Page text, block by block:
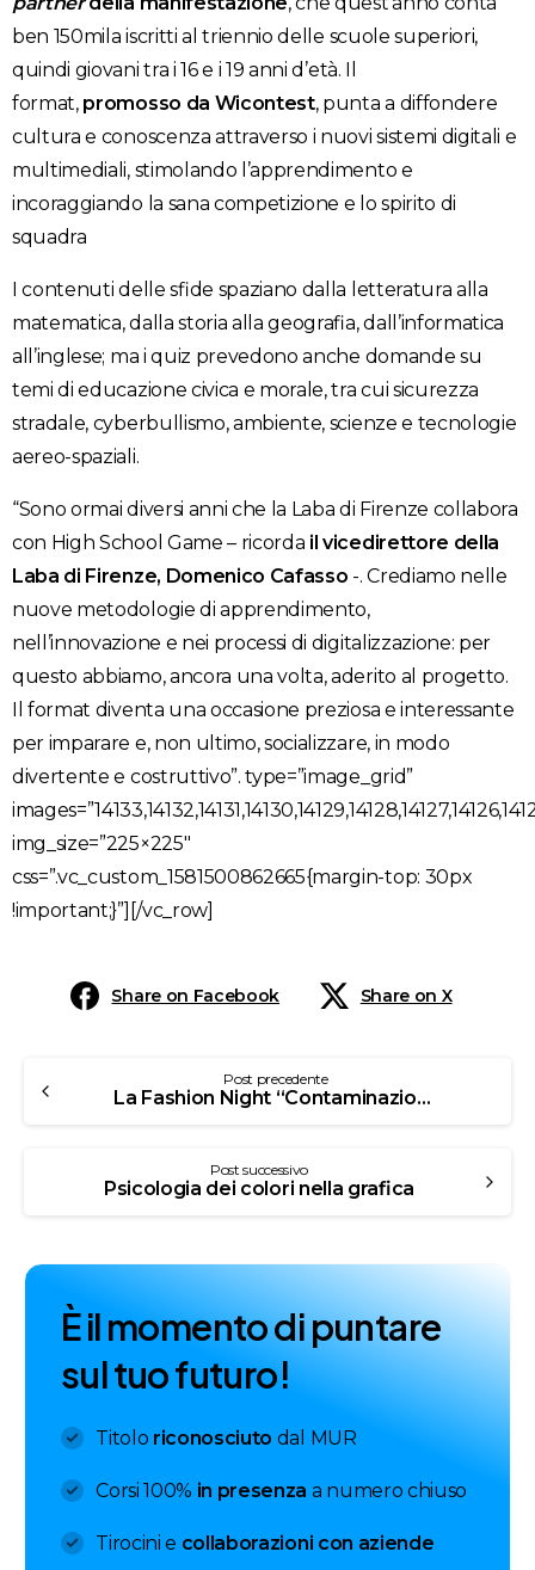
ben 150mila iscritti al triennio delle scuole superiori,
quindi giovani tra i 16 e i 19 anni d’età. Il
format, promosso da Wicontest, punta a diffondere
cultura e conoscenza attraverso i nuovi sistemi digitali e
multimediali, stimolando l’apprendimento e
incoraggiando la sana competizione e lo spirito di
squadra
I contenuti delle sfide spaziano dalla letteratura alla
matematica, dalla storia alla geografia, dall’informatica
all’inglese; ma i quiz prevedono anche domande su
temi di educazione civica e morale, tra cui sicurezza
stradale, cyberbullismo, ambiente, scienze e tecnologie
aereo-spaziali.
“Sono ormai diversi anni che la Laba di Firenze collabora
con High School Game – ricorda il vicedirettore della
Laba di Firenze, Domenico Cafasso -. Crediamo nelle
nuove metodologie di apprendimento,
nell’innovazione e nei processi di digitalizzazione: per
questo abbiamo, ancora una volta, aderito al progetto.
Il format diventa una occasione preziosa e interessante
per imparare e, non ultimo, socializzare, in modo
divertente e costruttivo”. type=”image_grid”
img_size=”225×225″
css=”.vc_custom_1581500862665{margin-top: 30px
!important;}”][/vc_row]
Share on Facebook Share on X
Post precedente
La Fashion Night “Contaminazioni” della LABA e B-ROOF
Post successivo
Psicologia dei colori nella grafica
Èilmomentodipuntare
sultuofuturo!
Titolo riconosciuto dal MUR
Corsi 100% in presenza a numero chiuso
Tirocini e collaborazioni con aziende